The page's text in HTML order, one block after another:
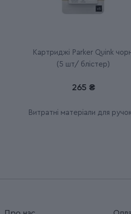
Картриджі Parker Quink
(5 шт/ блістер)
265 ₴
Витратні матеріали для